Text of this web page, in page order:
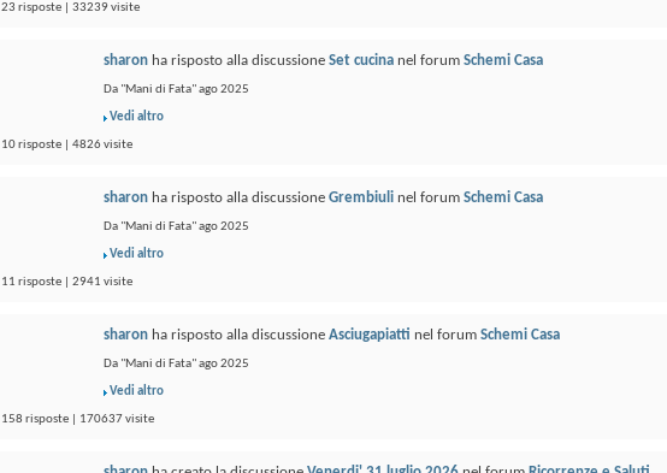
23 risposte | 33239 visite
sharon ha risposto alla discussione Set cucina nel forum Schemi Casa
Da "Mani di Fata" ago 2025
Vedi altro
10 risposte | 4826 visite
sharon ha risposto alla discussione Grembiuli nel forum Schemi Casa
Da "Mani di Fata" ago 2025
Vedi altro
11 risposte | 2941 visite
sharon ha risposto alla discussione Asciugapiatti nel forum Schemi Casa
Da "Mani di Fata" ago 2025
Vedi altro
158 risposte | 170637 visite